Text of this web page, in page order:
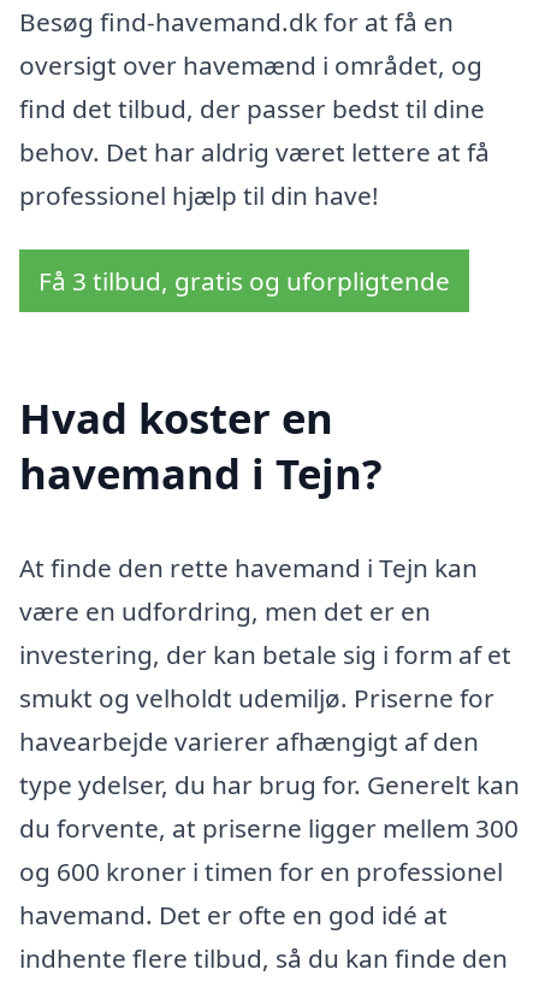
Besøg find-havemand.dk for at få en
oversigt over havemænd i området, og
find det tilbud, der passer bedst til dine
behov. Det har aldrig været lettere at få
professionel hjælp til din have!
Få 3 tilbud, gratis og uforpligtende
Hvad koster en
havemand i Tejn?
At finde den rette havemand i Tejn kan
være en udfordring, men det er en
investering, der kan betale sig i form af et
smukt og velholdt udemiljø. Priserne for
havearbejde varierer afhængigt af den
type ydelser, du har brug for. Generelt kan
du forvente, at priserne ligger mellem 300
og 600 kroner i timen for en professionel
havemand. Det er ofte en god idé at
indhente flere tilbud, så du kan finde den